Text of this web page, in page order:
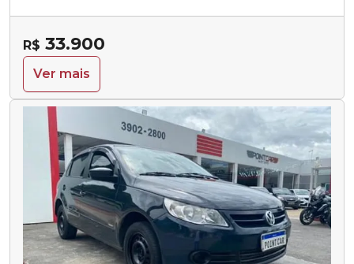
R$ 33.900
Ver mais